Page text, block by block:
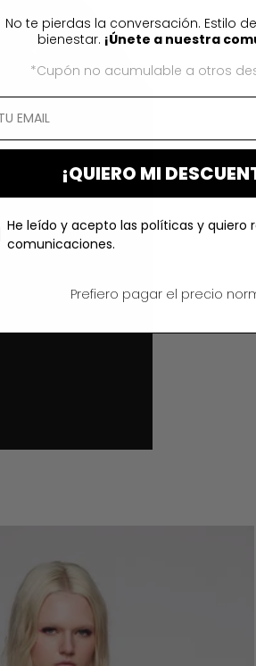
No te pierdas la conversación. Estilo
bienestar. ¡Únete a nuestra
*Cupón no acumulable a otros
¡QUIERO MI
He leído y acepto las políticas y quiero
comunicaciones.
Prefiero pagar el precio